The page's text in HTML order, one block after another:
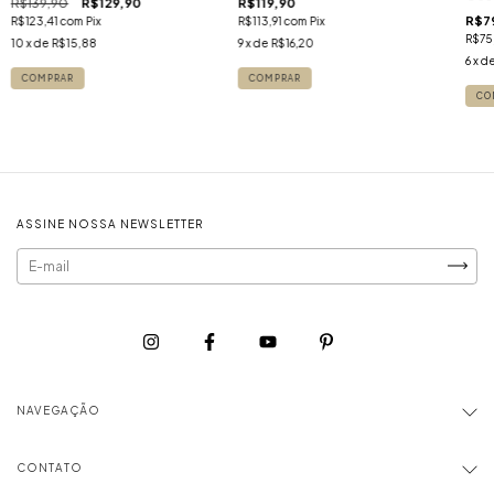
R$123,41com Pix
10 x de R$15,88
R$113,91com Pix
9x de R$16,20
6 x
ASSINE NOSSA NEWSLETTER
NAVEGAÇÃO
CONTATO